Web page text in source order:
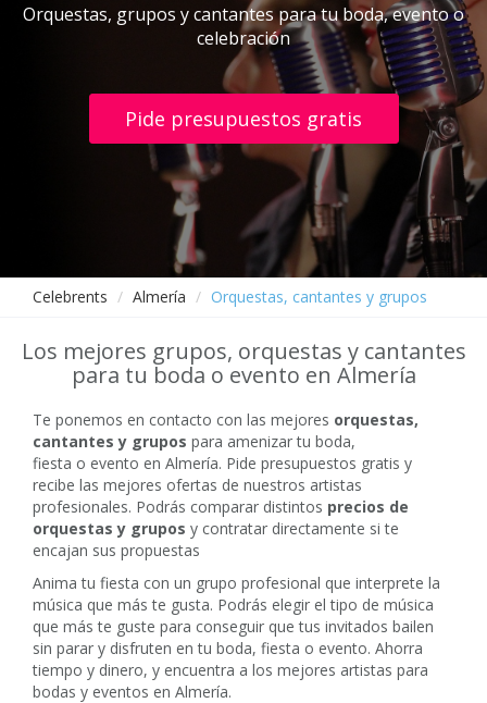
Orquestas, grupos y cantantes para tu boda, evento o
celebración
Pide presupuestos gratis
Celebrents Almería Orquestas, cantantes y grupos
Los mejores grupos, orquestas y cantantes
para tu boda o evento en Almería
Te ponemos en contacto con las mejores orquestas,
cantantes y grupos para amenizar tu boda,
fiesta o evento en Almería. Pide presupuestos gratis y
recibe las mejores ofertas de nuestros artistas
profesionales. Podrás comparar distintos precios de
orquestas y grupos y contratar directamente si te
encajan sus propuestas
Anima tu fiesta con un grupo profesional que interprete la
música que más te gusta. Podrás elegir el tipo de música
que más te guste para conseguir que tus invitados bailen
sin parar y disfruten en tu boda, fiesta o evento. Ahorra
tiempo y dinero, y encuentra a los mejores artistas para
bodas y eventos en Almería.